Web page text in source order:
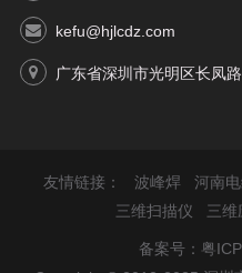
kefu@hjlcdz.com
广东省深圳市光明区长凤
友情链接： 波峰焊 河南
三维扫描仪
三维
备案号： 粤